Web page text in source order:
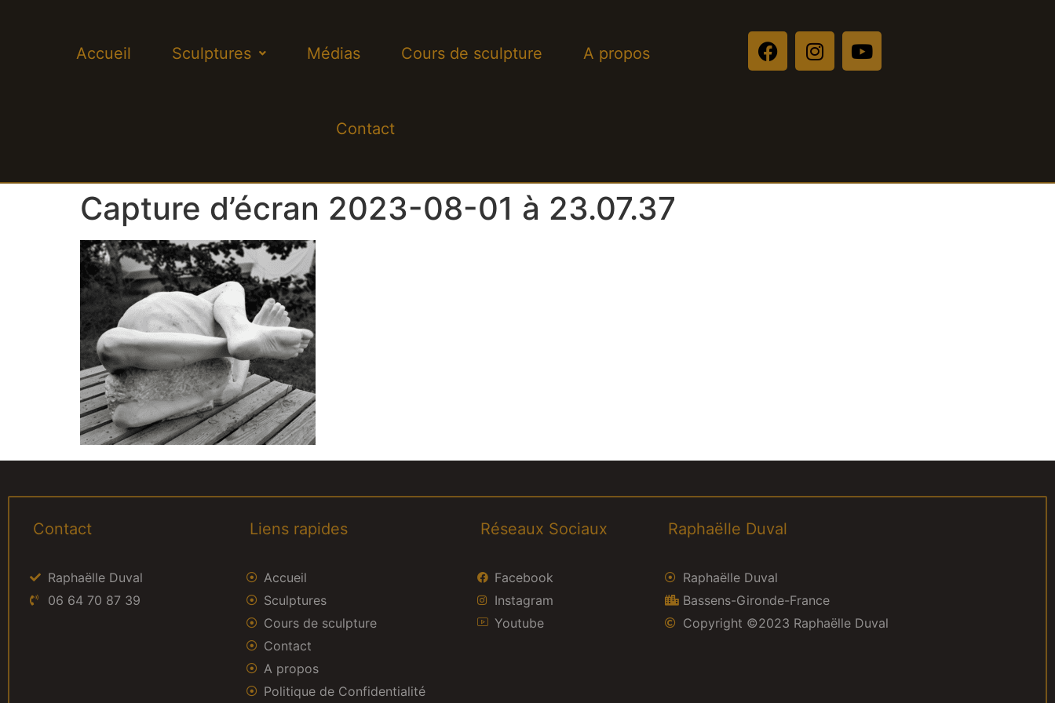
Accueil Sculptures Médias Cours de sculpture A propos
Contact
Capture d’écran 2023-08-01 à 23.07.37
Contact
Raphaëlle Duval
06 64 70 87 39
Liens rapides
Accueil
Sculptures
Cours de sculpture
Contact
A propos
Politique de Confidentialité
Réseaux Sociaux
Facebook
Instagram
Youtube
Raphaëlle Duval
Raphaëlle Duval
Bassens-Gironde-France
Copyright ©2023 Raphaëlle Duval